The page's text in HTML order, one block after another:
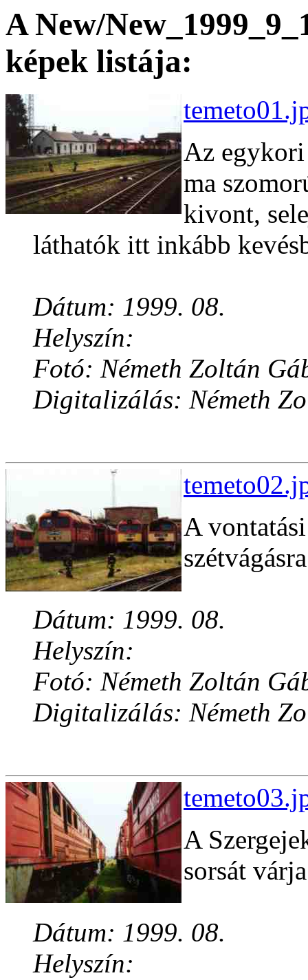
A New/
képek listája:
Az
ma
kivont,
láthatók itt inkább
Dátum: 1999. 08.
Helyszín:
Fotó: Németh Zoltán
Digitalizálás: Németh
A
Dátum: 1999. 08.
Helyszín:
Fotó: Németh Zoltán
Digitalizálás: Németh
A
sorsát
Dátum: 1999. 08.
Helyszín: